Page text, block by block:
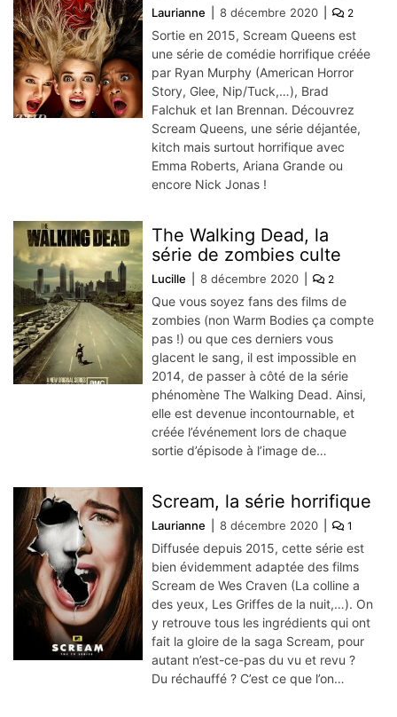
Laurianne 8 décembre 2020 2
Sortie en 2015, Scream Queens est
une série de comédie horrifique créée
par Ryan Murphy (American Horror
Story, Glee, Nip/Tuck,…), Brad
Falchuk et Ian Brennan. Découvrez
Scream Queens, une série déjantée,
kitch mais surtout horrifique avec
Emma Roberts, Ariana Grande ou
encore Nick Jonas !
The Walking Dead, la
série de zombies culte
Lucille 8 décembre 2020 2
Que vous soyez fans des films de
zombies (non Warm Bodies ça compte
pas !) ou que ces derniers vous
glacent le sang, il est impossible en
2014, de passer à côté de la série
phénomène The Walking Dead. Ainsi,
elle est devenue incontournable, et
créée l’événement lors de chaque
sortie d’épisode à l’image de…
Scream, la série horrifique
Laurianne 8 décembre 2020 1
Diffusée depuis 2015, cette série est
bien évidemment adaptée des films
Scream de Wes Craven (La colline a
des yeux, Les Griffes de la nuit,…). On
y retrouve tous les ingrédients qui ont
fait la gloire de la saga Scream, pour
autant n’est-ce-pas du vu et revu ?
Du réchauffé ? C’est ce que l’on…